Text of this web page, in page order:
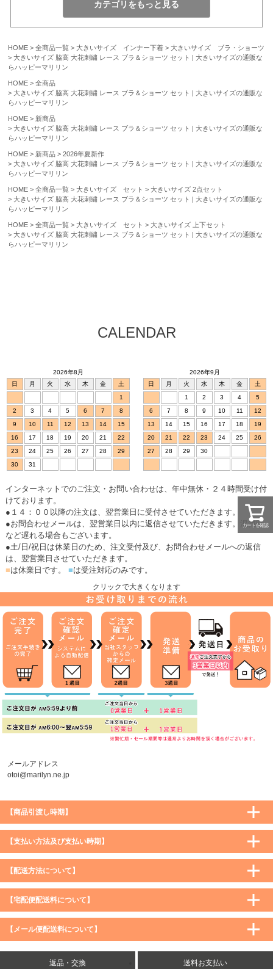
カートを確認
HOME 全商品一覧 大きいサイズ インナー下着
大きいサイズ ブラ・ショーツ
大きいサイズ 脇高 大花刺繍 レース ブラ＆ショーツ セット | 大きいサイズの通販な
らハッピーマリリン
HOME
全商品
大きいサイズ 脇高 大花刺繍 レース ブラ＆ショーツ セット | 大きいサイズの通販な
らハッピーマリリン
HOME
新商品
大きいサイズ 脇高 大花刺繍 レース ブラ＆ショーツ セット | 大きいサイズの通販な
らハッピーマリリン
HOME 新商品
2026年夏新作
大きいサイズ 脇高 大花刺繍 レース ブラ＆ショーツ セット | 大きいサイズの通販な
らハッピーマリリン
HOME 全商品一覧 大きいサイズ セット
大きいサイズ 2点セット
大きいサイズ 脇高 大花刺繍 レース ブラ＆ショーツ セット | 大きいサイズの通販な
らハッピーマリリン
HOME 全商品一覧 大きいサイズ セット
大きいサイズ 上下セット
大きいサイズ 脇高 大花刺繍 レース ブラ＆ショーツ セット | 大きいサイズの通販な
らハッピーマリリン
CALENDAR
2026年8月
日
月 火 水 木 金
土
1
2
3 4 5 6 7
8
9
10 11 12 13 14
15
16
17 18 19 20 21
22
23
24 25 26 27 28
29
30
31
2026年9月
日
月 火 水 木 金
土
1
2 3 4
5
6
7 8 9 10 11
12
13
14 15 16 17 18
19
20
21 22 23 24 25
26
27
28 29 30
インターネットでのご注文・お問い合わせは、年中無休・２４時間受け付
けております。
●１４：００以降の注文は、翌営業日に受付させていただきます。
●お問合わせメールは、翌営業日以内に返信させていただきます。混雑時
など遅れる場合もございます。
●土/日/祝日は休業日のため、注文受付及び、お問合わせメールへの返信
は、翌営業日させていただきます。
■は休業日です。 ■は受注対応のみです。
クリックで大きくなります
メールアドレス
otoi@marilyn.ne.jp
【商品引渡し時期】
【支払い方法及び支払い時期】
【配送方法について】
【宅配便配送料について】
購入価格 ／ 地域 通常 沖縄・離島など一部地域
5,900円（税込）未満
590円（税込）
【メール便配送料について】
返品・交換 送料お支払い